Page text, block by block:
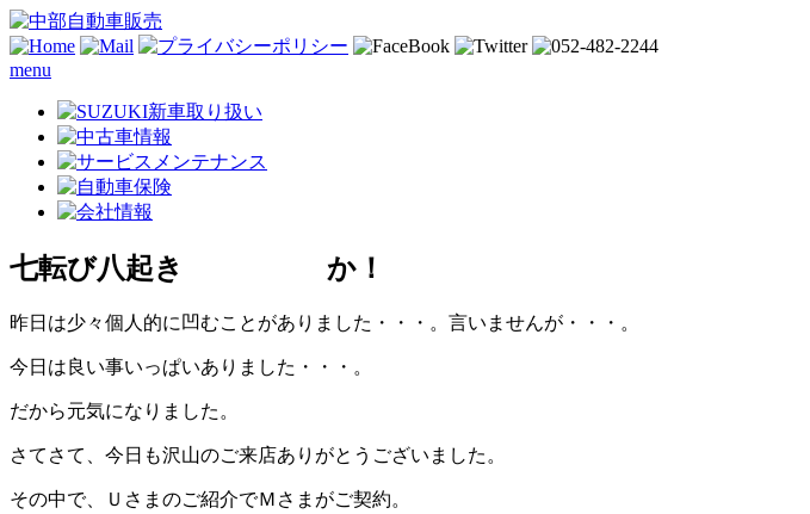
menu
七転び八起き か！
昨日は少々個人的に凹むことがありました・・・。言いませんが・・・。
今日は良い事いっぱいありました・・・。
だから元気になりました。
さてさて、今日も沢山のご来店ありがとうございました。
その中で、Ｕさまのご紹介でＭさまがご契約。